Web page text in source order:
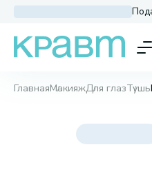
ГлавнаяМакияжДля глазТушь